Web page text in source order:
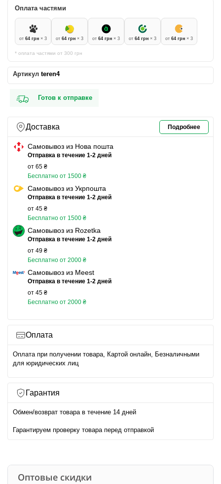
Оплата частями
от 64 грн × 3 от 64 грн × 3 от 64 грн × 3 от 64 грн × 3 от 64 грн × 3
* оплата частями от 300 грн
Артикул teren4
Готов к отправке
Доставка Подробнее
Самовывоз из Нова пошта
Отправка в течение 1-2 дней
от 65 ₴
Бесплатно от 1500 ₴
Самовывоз из Укрпошта
Отправка в течение 1-2 дней
от 45 ₴
Бесплатно от 1500 ₴
Самовывоз из Rozetka
Отправка в течение 1-2 дней
от 49 ₴
Бесплатно от 2000 ₴
Самовывоз из Meest
Отправка в течение 1-2 дней
от 45 ₴
Бесплатно от 2000 ₴
Оплата
Оплата при получении товара, Картой онлайн, Безналичными
для юридических лиц
Гарантия
Обмен/возврат товара в течение 14 дней
Гарантируем проверку товара перед отправкой
Оптовые скидки